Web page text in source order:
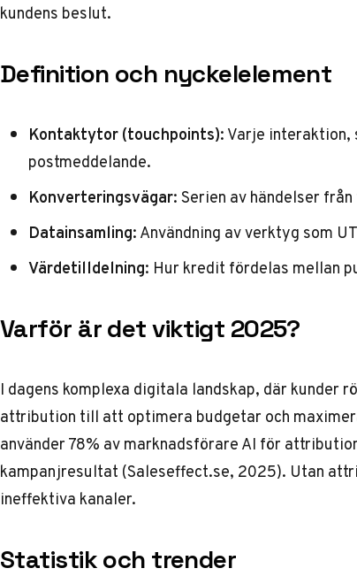
kundens beslut.
Definition och nyckelelement
Kontaktytor (touchpoints): Varje interaktion,
postmeddelande.
Konverteringsvägar: Serien av händelser
Datainsamling: Användning av verktyg som
Värdetilldelning: Hur kredit fördelas mellan
Varför är det viktigt 2025?
I dagens komplexa digitala landskap, där kunder
attribution till att optimera budgetar och
använder 78% av marknadsförare AI för
kampanjresultat (Saleseffect.se, 2025). Utan
ineffektiva kanaler.
Statistik och trender